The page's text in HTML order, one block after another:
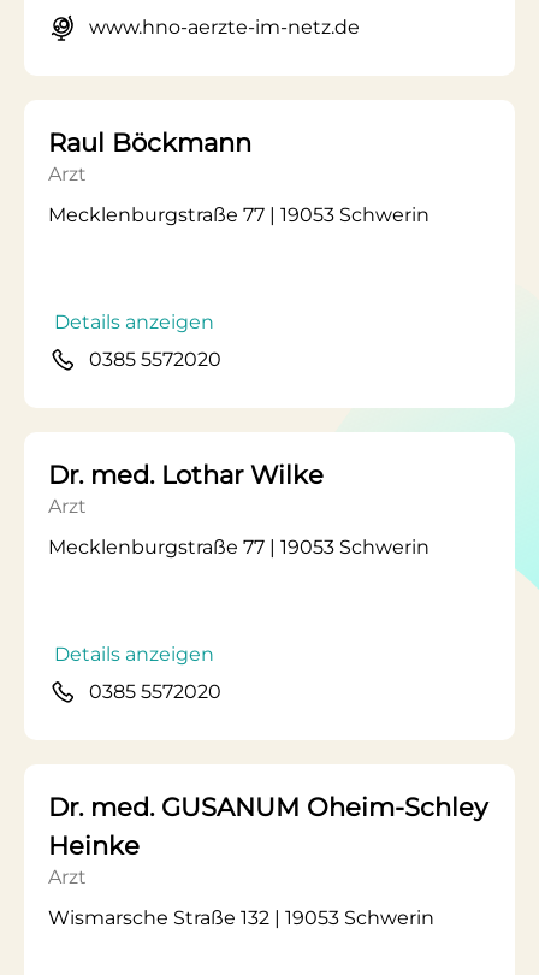
www.hno-aerzte-im-netz.de
Raul Böckmann
Arzt
Mecklenburgstraße 77 | 19053 Schwerin
Details anzeigen
0385 5572020
Dr. med. Lothar Wilke
Arzt
Mecklenburgstraße 77 | 19053 Schwerin
Details anzeigen
0385 5572020
Dr. med. GUSANUM Oheim-Schley
Heinke
Arzt
Wismarsche Straße 132 | 19053 Schwerin